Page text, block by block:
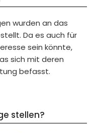
wurden an das
Da es auch für
sein könnte,
sich mit deren
befasst.
stellen?